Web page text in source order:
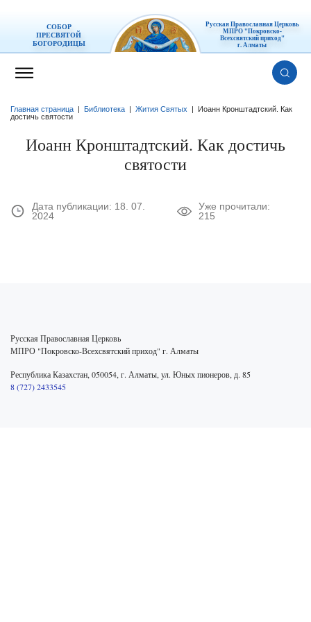
СОБОР
ПРЕСВЯТОЙ
БОГОРОДИЦЫ
Русская Православная Церковь
МПРО "Покровско-
Всехсвятский приход"
г. Алматы
Главная страница Библиотека Жития Святых
Иоанн Кронштадтский. Как
достичь святости
Иоанн Кронштадтский. Как достичь
святости
Дата публикации: 18. 07.
2024
Уже прочитали:
215
Русская Православная Церковь
МПРО "Покровско-Всехсвятский приход" г. Алматы
Республика Казахстан, 050054, г. Алматы, ул. Юных пионеров, д. 85
8 (727) 2433545